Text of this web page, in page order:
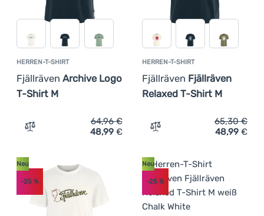
HERREN-T-SHIRT
Fjällräven Archive Logo
T-Shirt M
Zum Vergleich 'Herren-T-Shirt Fjällräven Archive Logo
64,96€
48,99 €
HERREN-T-SHIRT
Fjällräven Fjällräven
Relaxed T-Shirt M
Zum Vergleich 'Herren-T-
65,30€
48,99 €
Neu
-25 %
Neu
-25%